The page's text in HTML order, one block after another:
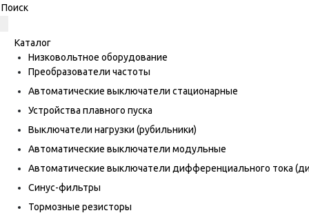
Каталог
Низковольтное оборудование
Преобразователи частоты
Автоматические выключатели стационарные
Устройства плавного пуска
Выключатели нагрузки (рубильники)
Автоматические выключатели модульные
Автоматические выключатели дифференциального тока
Синус-фильтры
Тормозные резисторы